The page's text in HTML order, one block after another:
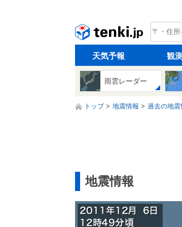
tenki.jp
天気予報 観測
雨雲レーダー
トップ 地震情報 過去の地震
地震情報